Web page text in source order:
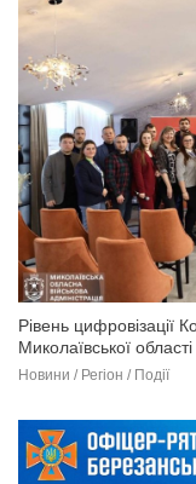
Рівень цифровізації
Миколаївської
Новини / Регіон / Події